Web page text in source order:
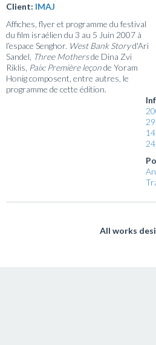
Client: IMAJ
Affiches, flyer et programme du festival
du film israélien du 3 au 5 Juin 2007 à
l’espace Senghor. West Bank Storyd'Ari
Sandel, Three Mothersde Dina Zvi
Riklis, Paix: Première leçonde Yoram
Honig composent, entre autres, le
programme de cette édition.
All works